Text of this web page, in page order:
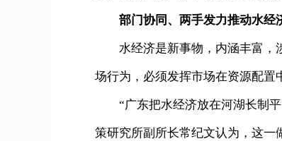
部门协同、两手发力推动水经
水经济是新事物，内涵丰富，
场行为，必须发挥市场在资源配置
“广东把水经济放在河湖长制
策研究所副所长常纪文认为，这一